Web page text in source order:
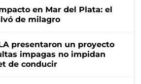
en Mar del Plata: el
de milagro
presentaron un proyecto
impagas no impidan
de conducir